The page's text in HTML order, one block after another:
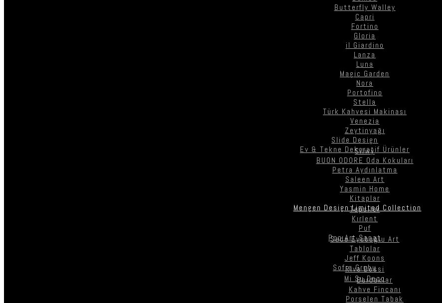
Butterfly Walley
Capri
Fortino
Gloria
il Giardino
Lanza
Luna
Magic Garden
Nora
Portofino
Stella
Türk Kahvesi Makinası
Venezia
Zeytinyağı
Slide Design
Ev & Tekne Dekoratif Ürünler
Silwy
BUON ODORE Oda Kokuları
Petra Aydınlatma
Saleen Art
Yasmin Home
Kitaplar
Mengen Design Limited Collection
Tepsiler
Kırlent
Puf
Pop Art Sanat
Seda Eyüboğlu Art
Tablolar
Jeff Koons
Sofra Grubu
Riva Dossi
Mi Su Deco
Bardaklar
Kahve Fincanı
Porselen Tabak